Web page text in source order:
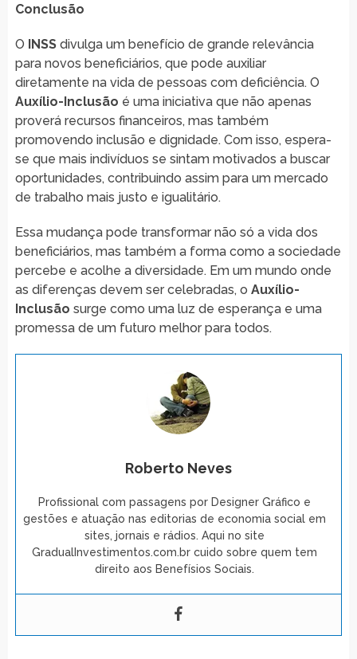
Conclusão
O INSSdivulga um benefício de grande relevância
para novos beneficiários, que pode auxiliar
diretamente na vida de pessoas com deficiência. O
Auxílio-Inclusão é uma iniciativa que não apenas
proverá recursos financeiros, mas também
promovendo inclusão e dignidade. Com isso, espera-
se que mais indivíduos se sintam motivados a buscar
oportunidades, contribuindo assim para um mercado
de trabalho mais justo e igualitário.
Essa mudança pode transformar não só a vida dos
beneficiários, mas também a forma como a sociedade
percebe e acolhe a diversidade. Em um mundo onde
as diferenças devem ser celebradas, o Auxílio-
Inclusão surge como uma luz de esperança e uma
promessa de um futuro melhor para todos.
Roberto Neves
Profissional com passagens por Designer Gráfico e
gestões e atuação nas editorias de economia social em
sites, jornais e rádios. Aqui no site
GradualInvestimentos.com.br cuido sobre quem tem
direito aos Benefísios Sociais.